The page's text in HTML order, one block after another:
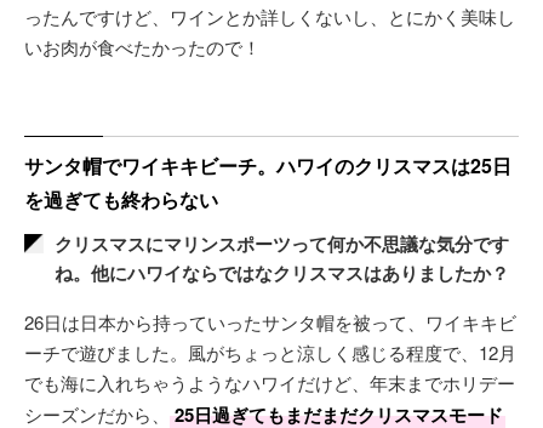
ったんですけど、ワインとか詳しくないし、とにかく美味し
いお肉が食べたかったので！
サンタ帽でワイキキビーチ。ハワイのクリスマスは25日
を過ぎても終わらない
クリスマスにマリンスポーツって何か不思議な気分です
ね。他にハワイならではなクリスマスはありましたか？
26日は日本から持っていったサンタ帽を被って、ワイキキビ
ーチで遊びました。風がちょっと涼しく感じる程度で、12月
でも海に入れちゃうようなハワイだけど、年末までホリデー
シーズンだから、
25日過ぎてもまだまだクリスマスモード